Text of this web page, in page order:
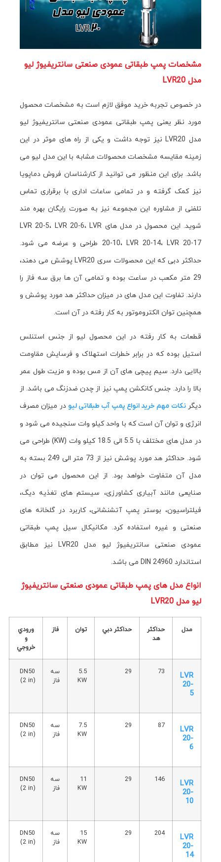
مشخصات پمپ طبقاتی عمودی صنعتی سانتريفيوژ ليو
مدل LVR20
در خصوص تجربه خرید موفق لازم است به مشخصات محصول
مورد نظر یعنی پمپ طبقاتی عمودی صنعتی سانتريفيوژ ليو
مدل LVR20 نیز توجه داشت و یکی از راه های موثر در این
زمینه مقایسه مشخصات محصولات مشابه با این مدل لیو می
باشد. برای این منظور می توانید از کارشناسان فروش دماپویا
نیز کمک گرفته و در تمامی ساعات اداری با برقراری تماس
تلفنی از مشاوره این مجموعه نیز به صورت رایگان بهره مند
شوید. این محصول در مدل های LVR 20-5، LVR 20-6، LVR
20-10، LVR 20-14، LVR 20-17 طراحی و عرضه می شود.
حداکثر دبی که این محصولات سری LVR20 پوشش می دهند،
29 متر مکعب در ساعت بوده و تمامی آن ها برق سه فاز را
دارند. تفاوت این مدل های در میزان حداکثر هد مورد پوشش و
همچنین توان الکتروموتور به کار رفته در آن است.
قطعات به کار رفته در این محصول لیو از جنس استنلس
استیل بوده که در برابر خطرات استهلاک و فرسایش مقاومت
بالایی دارد. سیم پیچی های آن از مس بوده و مزیت طول عمر
بالا را دارد. جنس کانکشن پمپ نیز از چدن ضدزنگ می باشد. از
دیگرنکات مهم خرید انواع پمپ آب طبقاتی لیو در میزان مصرف
انرژی و توان آن است که با واحد کیلو وات سنجیده می شود و
در مدل های مختلف با 5.5 الی 18.5 کیلو وات (KW) طراحی می
شود. حداکثر هد مورد پوشش نیز از 73 متر الی 249 بسته به
مدل آن متفاوت خواهد بود. از این محصول می توان در
صنایعی مانند آبیاری کشاورزی، سیستم های تغذیه دیگ،
فیلتراسیون، بوستر پمپ آتشنشانی، کاربرد در گلخانه های
صنعتی و غیره استفاده کرد. مکانیکال سیل پمپ طبقاتی
عمودی صنعتی سانتريفيوژ ليو مدل LVR20 نیز مطابق
استاندارد DIN 24960 می باشد.
انواع مدل های پمپ طبقاتی عمودی صنعتی سانتريفيوژ
ليو مدل LVR20
مدل
حداکثر
هد
حداکثر دبي توان فاز
ورودي
و
خروجي
LVR
20-
5
73
29
5.5
KW
سه
فاز
DN50
(2 in)
LVR
20-
6
87
29
7.5
KW
سه
فاز
DN50
(2 in)
LVR
20-
10
146
29
11
KW
سه
فاز
DN50
(2 in)
LVR
20-
14
204
29
15
KW
سه
فاز
DN50
(2 in)